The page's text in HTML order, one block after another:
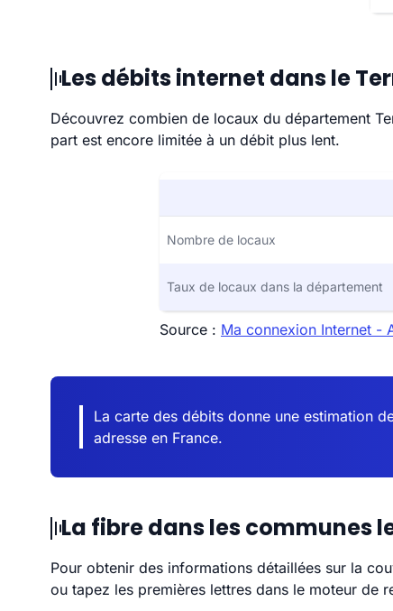
Les débits internet dans le
Découvrez combien de locaux du département
part est encore limitée à un débit plus lent.
Nombre de locaux
Taux de locaux dans la département
Source : Ma connexion Internet -
La carte des débits donne une estimation
adresse en France.
La fibre dans les communes
Pour obtenir des informations détaillées sur la
ou tapez les premières lettres dans le moteur de